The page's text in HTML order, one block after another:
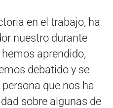
en el trabajo, ha
nuestro durante
aprendido,
debatido y se
que nos ha
sobre algunas de